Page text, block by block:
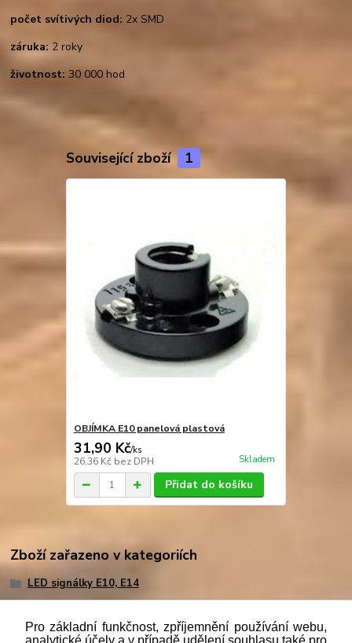
počet svítivých diod: 2x SMD
záruka: 2 roky
životnost: 30 000 hod
Související zboží 1
OBJÍMKA E10 panelová plastová
31,90 Kč/ks
26,36 Kč bez DPH Skladem
Přidat do košíku
Zboží zařazeno v kategoriích
LED signálky E10, E14
Pro základní funkčnost, zpříjemnění používání webu,
analytické účely a v případě udělení souhlasu také pro